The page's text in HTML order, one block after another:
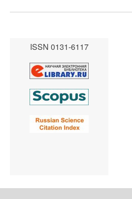
ISSN 0131-6117